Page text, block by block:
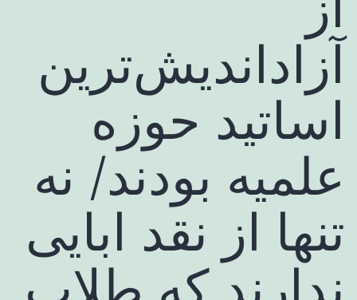
آزاداندیش‌ترین
اساتید حوزه
علمیه بودند/ نه
تنها از نقد ابایی
ندارند که طلاب